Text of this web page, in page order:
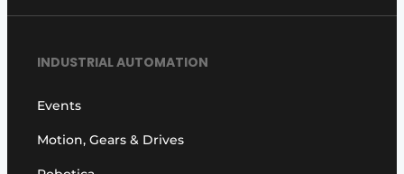
INDUSTRIAL AUTOMATION
Events
Motion, Gears & Drives